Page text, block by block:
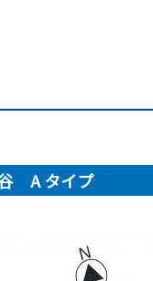
A タイプ